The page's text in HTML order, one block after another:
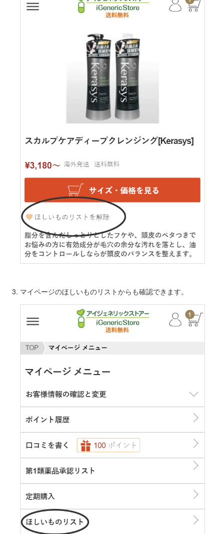
マイページのほしいものリストからも確認できます。